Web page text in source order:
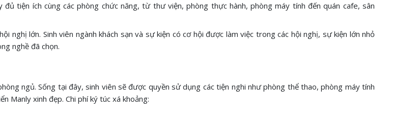
tiện ích cùng các phòng chức năng, từ thư viện, phòng thực hành, phòng máy tính đến quán cafe, sân
nghị lớn. Sinh viên ngành khách sạn và sự kiện có cơ hội được làm việc trong các hội nghị, sự kiện lớn nhỏ
nghề đã chọn.
ngủ. Sống tại đây, sinh viên sẽ được quyền sử dụng các tiện nghi như phòng thể thao, phòng máy tính
Manly xinh đẹp. Chi phí ký túc xá khoảng: